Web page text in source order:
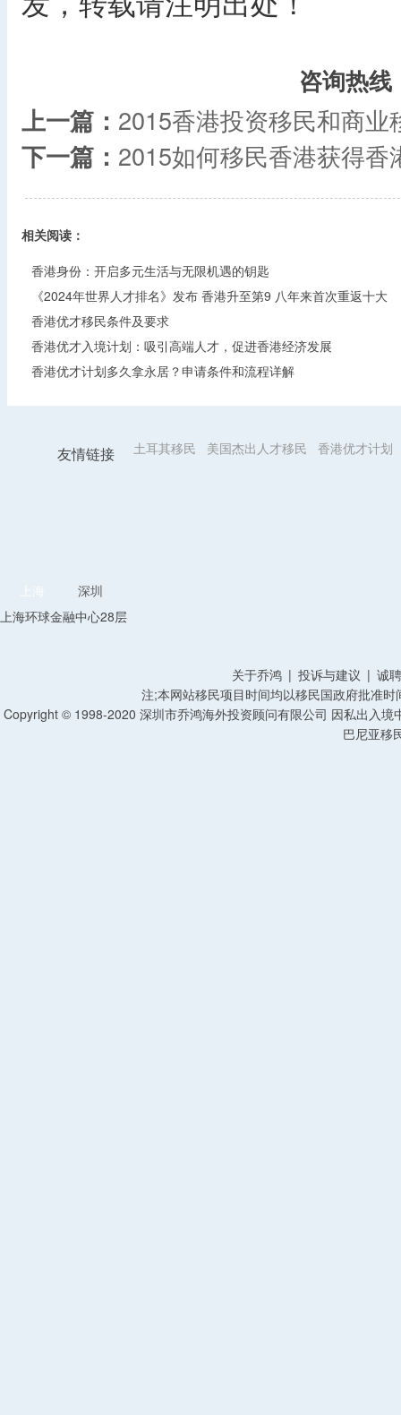
咨询热线
上一篇： 2015香港投资移民和商业
下一篇： 2015如何移民香港获得香
相关阅读：
香港身份：开启多元生活与无限机遇的钥匙
《2024年世界人才排名》发布 香港升至第9 八年来首次重返十大
香港优才移民条件及要求
香港优才入境计划：吸引高端人才，促进香港经济发展
香港优才计划多久拿永居？申请条件和流程详解
友情链接 土耳其移民 美国杰出人才移民 香港优才计划
上海
深圳
上海环球金融中心28层
关于乔鸿 | 投诉与建议 | 诚
注;本网站移民项目时间均以移民国政府批准
Copyright © 1998-2020 深圳市乔鸿海外投资顾问有限公司 因私出入
巴尼亚移